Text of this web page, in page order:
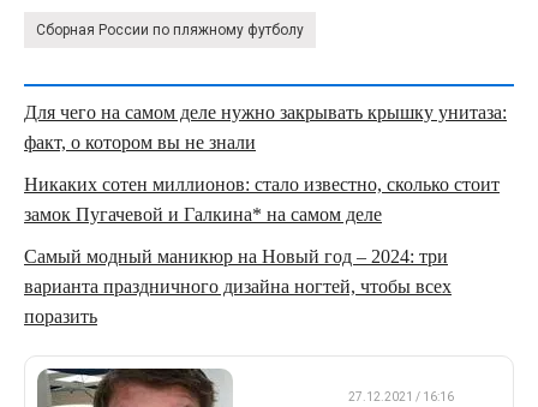
Сборная России по пляжному футболу
Для чего на самом деле нужно закрывать крышку унитаза:
факт, о котором вы не знали
Никаких сотен миллионов: стало известно, сколько стоит
замок Пугачевой и Галкина* на самом деле
Самый модный маникюр на Новый год – 2024: три
варианта праздничного дизайна ногтей, чтобы всех
поразить
27.12.2021 / 16:16